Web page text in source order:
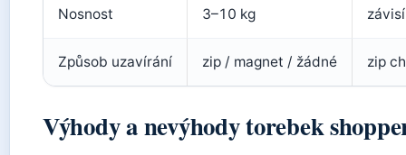
Nosnost 3–10 kg
Způsob uzavírání zip / magnet / žádné zip
Výhody a nevýhody torebek